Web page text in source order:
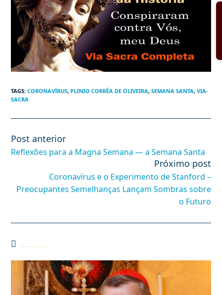
TAGS:CORONAVÍRUS, PLINIO CORRÊA DE OLIVEIRA, SEMANA SANTA, VIA-
SACRA
Leia
artigos
Post anterior
Reflexões para a Magna Semana — a Semana Santa
Próximo post
Coronavírus e o Experimento de Stanford –
Preocupantes Semelhanças Lançam Sombras sobre
o Futuro